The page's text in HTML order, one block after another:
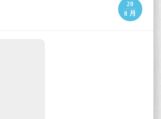
20
8 月